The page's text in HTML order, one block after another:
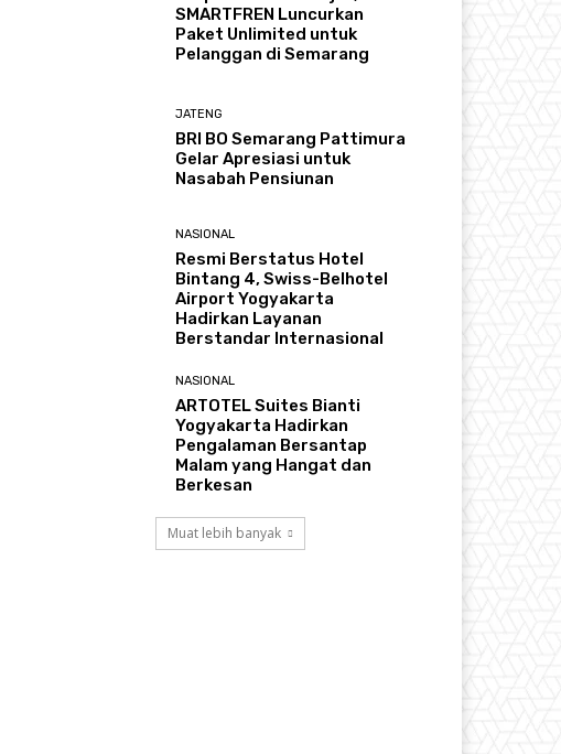
SMARTFREN Luncurkan
Paket Unlimited untuk
Pelanggan di Semarang
JATENG
BRI BO Semarang Pattimura
Gelar Apresiasi untuk
Nasabah Pensiunan
NASIONAL
Resmi Berstatus Hotel
Bintang 4, Swiss-Belhotel
Airport Yogyakarta
Hadirkan Layanan
Berstandar Internasional
NASIONAL
ARTOTEL Suites Bianti
Yogyakarta Hadirkan
Pengalaman Bersantap
Malam yang Hangat dan
Berkesan
Muat lebih banyak